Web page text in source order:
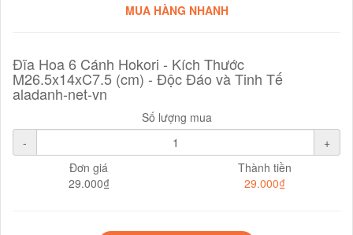
MUA HÀNG NHANH
Đĩa Hoa 6 Cánh Hokori - Kích Thước
M26.5x14xC7.5 (cm) - Độc Đáo và Tinh Tế
aladanh-net-vn
Số lượng mua
-
+
Đơn giá
29.000₫
Thành tiền
29.000₫